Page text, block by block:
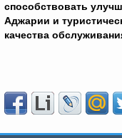
способствовать
Аджарии и
качества